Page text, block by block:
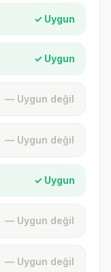
✓ Uygun
✓ Uygun
— Uygun değil
— Uygun değil
✓ Uygun
— Uygun değil
— Uygun değil